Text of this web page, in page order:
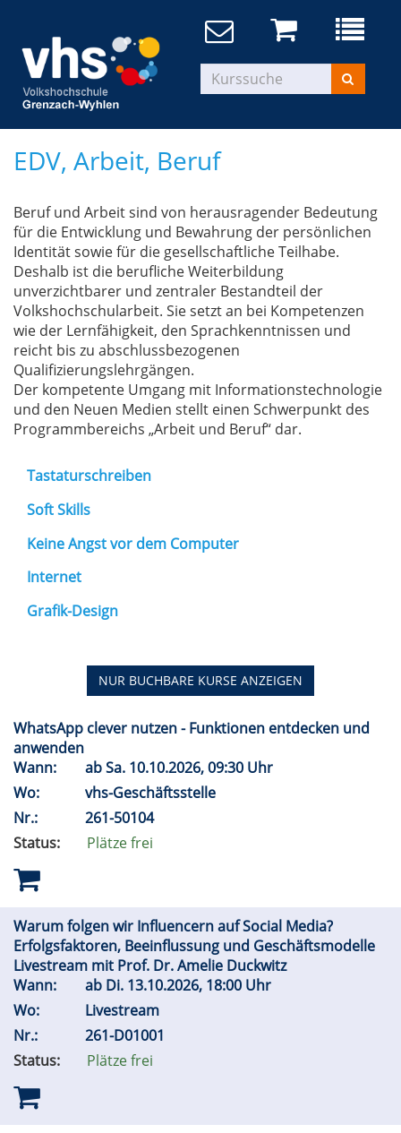
EDV, Arbeit, Beruf
Beruf und Arbeit sind von herausragender Bedeutung
für die Entwicklung und Bewahrung der persönlichen
Identität sowie für die gesellschaftliche Teilhabe.
Deshalb ist die berufliche Weiterbildung
unverzichtbarer und zentraler Bestandteil der
Volkshochschularbeit. Sie setzt an bei Kompetenzen
wie der Lernfähigkeit, den Sprachkenntnissen und
reicht bis zu abschlussbezogenen
Qualifizierungslehrgängen.
Der kompetente Umgang mit Informationstechnologie
und den Neuen Medien stellt einen Schwerpunkt des
Programmbereichs „Arbeit und Beruf“ dar.
Tastaturschreiben
Soft Skills
Keine Angst vor dem Computer
Internet
Grafik-Design
NUR BUCHBARE KURSE ANZEIGEN
WhatsApp clever nutzen - Funktionen entdecken und
anwenden
Wann:
abSa. 10.10.2026, 09:30 Uhr
Wo:
vhs-Geschäftsstelle
Nr.:
261-50104
Status:
Plätze frei
Warum folgen wir Influencern auf Social Media?
Erfolgsfaktoren, Beeinflussung und Geschäftsmodelle
Livestream mit Prof. Dr. Amelie Duckwitz
Wann:
ab Di. 13.10.2026, 18:00 Uhr
Wo:
Livestream
Nr.:
261-D01001
Status:
Plätze frei